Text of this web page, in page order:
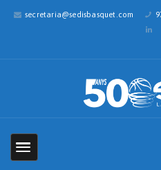
secretaria@sedisbasquet.com